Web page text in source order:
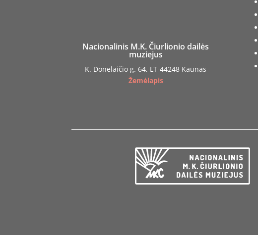
Nacionalinis M.K. Čiurlionio dailės
muziejus
K. Donelaičio g. 64, LT-44248 Kaunas
Žemėlapis